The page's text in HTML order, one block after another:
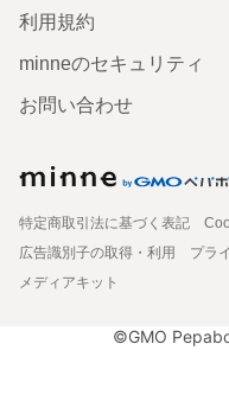
利用規約
minneのセキュリティ
お問い合わせ
特定商取引法に基づく表記
広告識別子の取得・利用
プラ
メディアキット
©GMO